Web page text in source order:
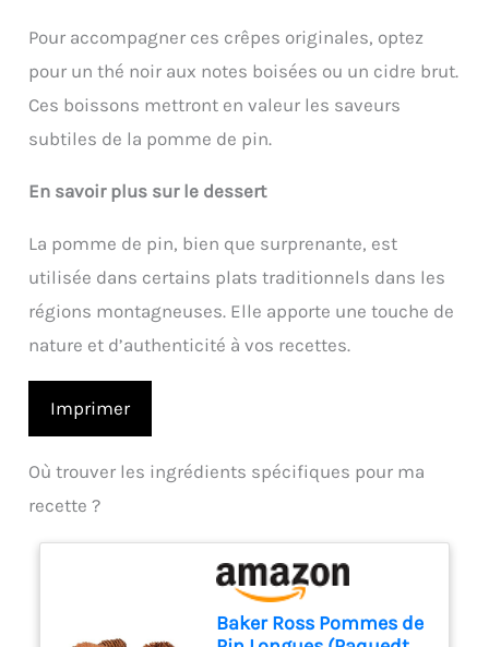
Pour accompagner ces crêpes originales, optez
pour un thé noir aux notes boisées ou un cidre brut.
Ces boissons mettront en valeur les saveurs
subtiles de la pomme de pin.
En savoir plus sur le dessert
La pomme de pin, bien que surprenante, est
utilisée dans certains plats traditionnels dans les
régions montagneuses. Elle apporte une touche de
nature et d’authenticité à vos recettes.
Imprimer
Où trouver les ingrédients spécifiques pour ma
recette ?
Baker Ross Pommes de